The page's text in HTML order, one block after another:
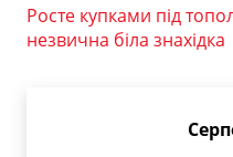
Росте купками під
незвична біла знахідка